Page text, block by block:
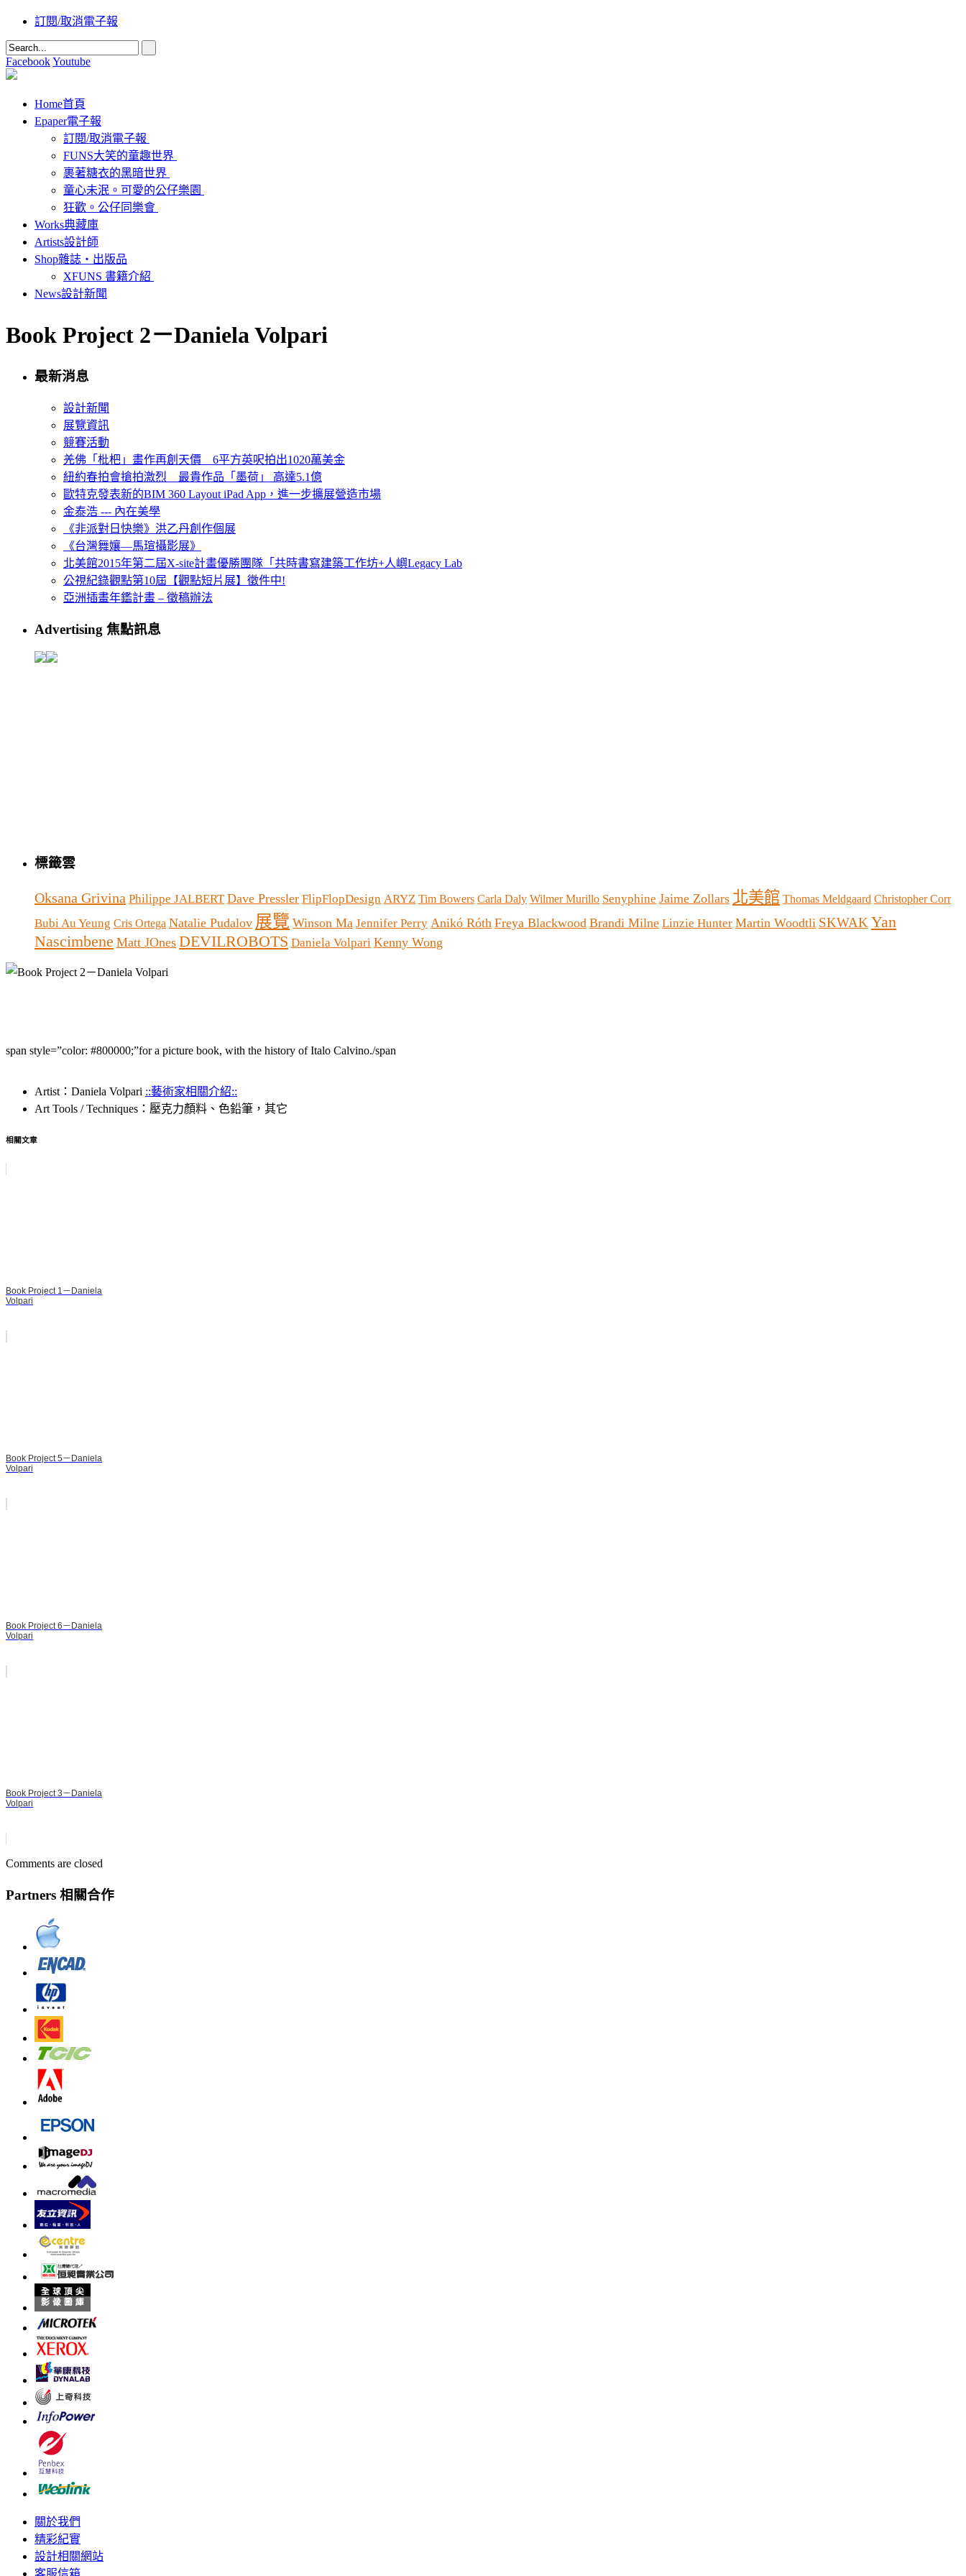
訂閱/取消電子報
FacebookYoutube
Home首頁
Epaper電子報
訂閱/取消電子報
FUNS大笑的童趣世界
裹著糖衣的黑暗世界
童心未泯。可愛的公仔樂園
狂歡。公仔同樂會
Works典藏庫
Artists設計師
Shop雜誌‧出版品
XFUNS 書籍介紹
News設計新聞
Book Project 2－Daniela Volpari
最新消息
設計新聞
展覽資訊
競賽活動
羌佛「枇杷」畫作再創天價 6平方英呎拍出1020萬美金
紐約春拍會搶拍激烈 最貴作品「墨荷」 高達5.1億
歐特克發表新的BIM 360 Layout iPad App，進一步擴展營造市場
金泰浩 --- 內在美學
《非派對日快樂》洪乙丹創作個展
《台灣舞孃—馬瑄攝影展》
北美館2015年第二屆X-site計畫優勝團隊「共時書寫建築工作坊+人嶼Legacy Lab
公視紀錄觀點第10屆【觀點短片展】徵件中!
亞洲插畫年鑑計畫 – 徵稿辦法
Advertising 焦點訊息
標籤雲
Oksana Grivina Philippe JALBERT Dave Pressler FlipFlopDesign ARYZ Tim Bowers Carla Daly Wilmer Murillo Senyphine Jaime Zollars 北美館 Thomas Meldgaard Christopher Corr
Bubi Au Yeung Cris Ortega Natalie Pudalov 展覽 Winson Ma Jennifer Perry Anikó Róth Freya Blackwood Brandi Milne Linzie Hunter Martin Woodtli SKWAKYan
Nascimbene Matt JOnes DEVILROBOTS Daniela Volpari Kenny Wong
span style=”color: #800000;”for a picture book, with the history of Italo Calvino./span
Artist：Daniela Volpari ::藝術家相關介紹::
Art Tools / Techniques：壓克力顏料、色鉛筆，其它
相關文章
Book Project 1－Daniela
Volpari
Book Project 5－Daniela
Volpari
Book Project 6－Daniela
Volpari
Book Project 3－Daniela
Volpari
Comments are closed
Partners 相關合作
關於我們
精彩紀實
設計相關網站
客服信箱